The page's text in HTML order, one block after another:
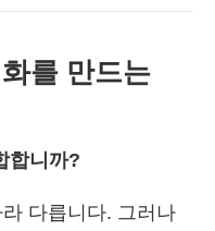
를 만드는
합니까?
다릅니다. 그러나